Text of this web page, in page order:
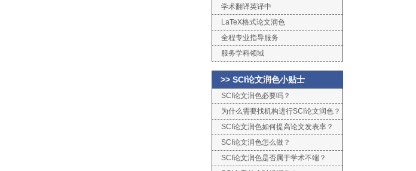
学术翻译英译中
LaTeX格式论文润色
全程专业指导服务
服务学科领域
>> SCI论文润色小贴士
SCI论文润色必要吗？
为什么需要找机构进行SCI论文润色？
SCI论文润色如何提高论文发表率？
SCI论文润色怎么做？
SCI论文润色是否属于学术不端？